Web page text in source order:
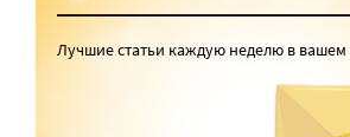
Лучшие статьи каждую неделю в